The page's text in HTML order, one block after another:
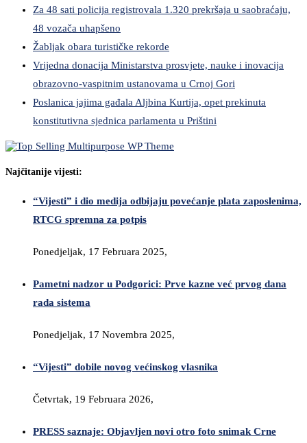
Za 48 sati policija registrovala 1.320 prekršaja u saobraćaju,
48 vozača uhapšeno
Žabljak obara turističke rekorde
Vrijedna donacija Ministarstva prosvjete, nauke i inovacija
obrazovno-vaspitnim ustanovama u Crnoj Gori
Poslanica jajima gađala Aljbina Kurtija, opet prekinuta
konstitutivna sjednica parlamenta u Prištini
Najčitanije vijesti:
“Vijesti” i dio medija odbijaju povećanje plata zaposlenima,
RTCG spremna za potpis
Ponedjeljak, 17 Februara 2025,
Pametni nadzor u Podgorici: Prve kazne već prvog dana
rada sistema
Ponedjeljak, 17 Novembra 2025,
“Vijesti” dobile novog većinskog vlasnika
Četvrtak, 19 Februara 2026,
PRESS saznaje: Objavljen novi otro foto snimak Crne